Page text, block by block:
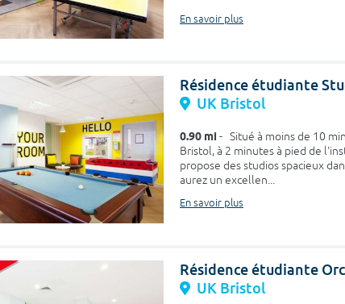
En savoir plus
Résidence étudiante
UK Bristol
0.90 mi - Situé à moins de 10
Bristol, à 2 minutes à pied de
propose des studios spacieux
aurez un excellen...
En savoir plus
Résidence étudiante
UK Bristol